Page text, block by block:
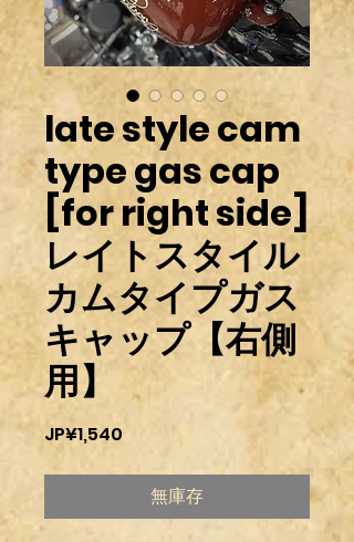
late style cam
type gas cap
[for right side]
レイトスタイル
カムタイプガス
キャップ【右側
用】
JP¥1,540
無庫存